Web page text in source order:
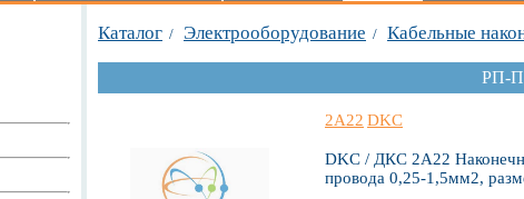
Каталог / Электрооборудование / Кабельные
РП-П
2A22 DKC
DKC / ДКС 2A22
провода 0,25-1,5мм2,